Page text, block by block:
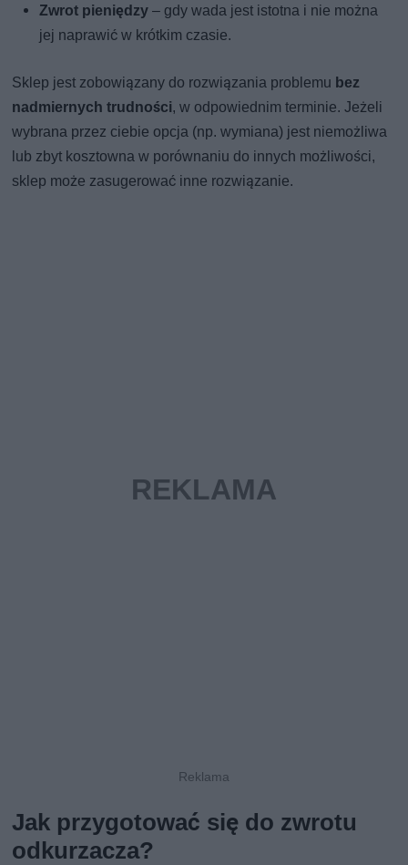
Zwrot pieniędzy – gdy wada jest istotna i nie można
jej naprawić w krótkim czasie.
Sklep jest zobowiązany do rozwiązania problemu bez
nadmiernych trudności, w odpowiednim terminie. Jeżeli
wybrana przez ciebie opcja (np. wymiana) jest niemożliwa
lub zbyt kosztowna w porównaniu do innych możliwości,
sklep może zasugerować inne rozwiązanie.
Jak przygotować się do zwrotu
odkurzacza?